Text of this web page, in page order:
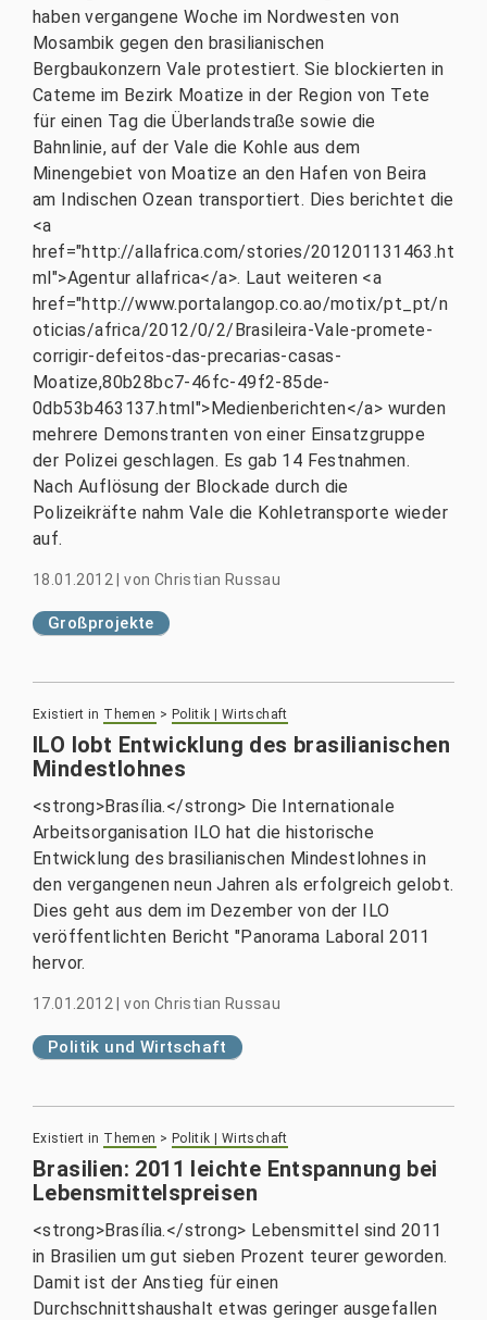
haben vergangene Woche im Nordwesten von
Mosambik gegen den brasilianischen
Bergbaukonzern Vale protestiert. Sie blockierten in
Cateme im Bezirk Moatize in der Region von Tete
für einen Tag die Überlandstraße sowie die
Bahnlinie, auf der Vale die Kohle aus dem
Minengebiet von Moatize an den Hafen von Beira
am Indischen Ozean transportiert. Dies berichtet die
<a
href="http://allafrica.com/stories/201201131463.ht
ml">Agentur allafrica</a>. Laut weiteren <a
href="http://www.portalangop.co.ao/motix/pt_pt/n
oticias/africa/2012/0/2/Brasileira-Vale-promete-
corrigir-defeitos-das-precarias-casas-
Moatize,80b28bc7-46fc-49f2-85de-
0db53b463137.html">Medienberichten</a> wurden
mehrere Demonstranten von einer Einsatzgruppe
der Polizei geschlagen. Es gab 14 Festnahmen.
Nach Auflösung der Blockade durch die
Polizeikräfte nahm Vale die Kohletransporte wieder
auf.
18.01.2012 |von Christian Russau
Großprojekte
Existiert in Themen > Politik | Wirtschaft
ILO lobt Entwicklung des brasilianischen
Mindestlohnes
<strong>Brasília.</strong> Die Internationale
Arbeitsorganisation ILO hat die historische
Entwicklung des brasilianischen Mindestlohnes in
den vergangenen neun Jahren als erfolgreich gelobt.
Dies geht aus dem im Dezember von der ILO
veröffentlichten Bericht "Panorama Laboral 2011
hervor.
17.01.2012 |von Christian Russau
Politik und Wirtschaft
Existiert in Themen > Politik | Wirtschaft
Brasilien: 2011 leichte Entspannung bei
Lebensmittelspreisen
<strong>Brasília.</strong> Lebensmittel sind 2011
in Brasilien um gut sieben Prozent teurer geworden.
Damit ist der Anstieg für einen
Durchschnittshaushalt etwas geringer ausgefallen